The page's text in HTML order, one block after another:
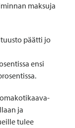
maksuja
päätti jo
ensi
ja
tulee